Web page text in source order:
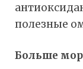
полезные
Больше